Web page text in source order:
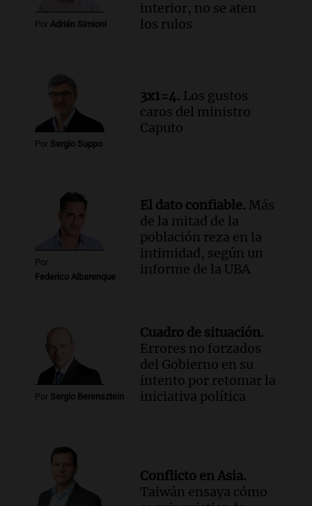
Panorama Federal
según San Ignacio de Loyola
Panorama Federal
Episodios
Audio.Tormentas y filtraciones: "El
agua entra por donde menos
Episodios
Por Adrián Simioni
interior, no se aten
los rulos
Por Sergio Suppo
3x1=4. Los gustos
caros del ministro
Caputo
Por
Federico Albarenque
El dato confiable. Más
de la mitad de la
población reza en la
intimidad, según un
informe de la UBA
Por Sergio Berensztein
Cuadro de situación.
Errores no forzados
del Gobierno en su
intento por retomar la
iniciativa política
Conflicto en Asia.
Taiwán ensaya cómo